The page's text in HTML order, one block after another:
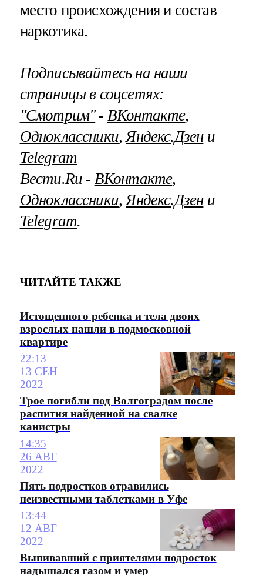
место происхождения и состав
наркотика.
Подписывайтесь на наши
страницы в соцсетях:
"Смотрим"‐ ВКонтакте,
Одноклассники, Яндекс.Дзени
Telegram
Вести.Ru ‐ ВКонтакте,
Одноклассники, Яндекс.Дзени
Telegram.
ЧИТАЙТЕ ТАКЖЕ
Истощенного ребенка и тела двоих
взрослых нашли в подмосковной
квартире
22:13
13 СЕН
2022
Трое погибли под Волгоградом после
распития найденной на свалке
канистры
14:35
26 АВГ
2022
Пять подростков отравились
неизвестными таблетками в Уфе
13:44
12 АВГ
2022
Выпивавший с приятелями подросток
надышался газом и умер